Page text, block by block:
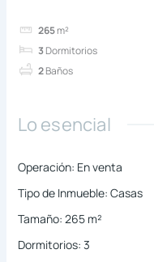
265 m²
3 Dormitorios
2 Baños
Lo esencial
Operación: En venta
Tipo de Inmueble: Casas
Tamaño: 265 m²
Dormitorios: 3